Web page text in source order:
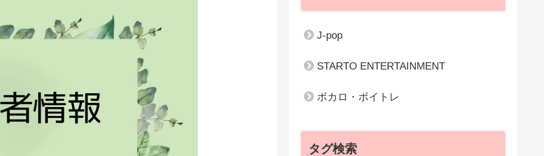
J-pop
STARTO ENTERTAINMENT
ボカロ・ボイトレ
タグ検索